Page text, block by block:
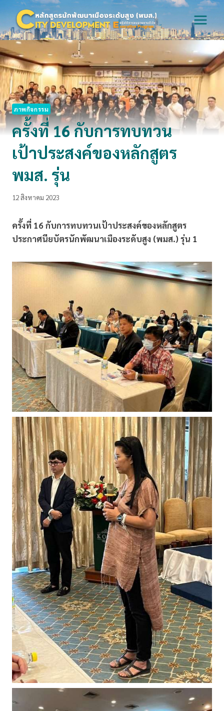
content
ภาพกิจกรรม
ครั้งที่ 16 กับการทบทวน
เป้าประสงค์ของหลักสูตร
พมส. รุ่น
12 สิงหาคม 2023
ครั้งที่ 16 กับการทบทวนเป้าประสงค์ของหลักสูตร
ประกาศนียบัตรนักพัฒนาเมืองระดับสูง (พมส.) รุ่น 1